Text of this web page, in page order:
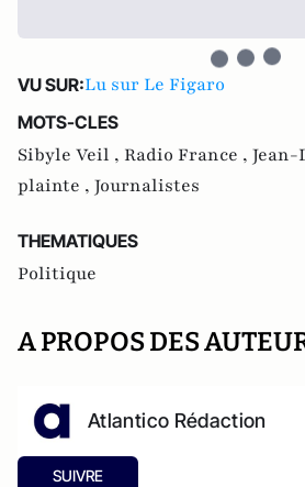
VU SUR:Lu sur Le Figaro
MOTS-CLES
Sibyle Veil , Radio France , Jean-
plainte , Journalistes
THEMATIQUES
Politique
A PROPOS DES
Atlantico Rédaction
SUIVRE